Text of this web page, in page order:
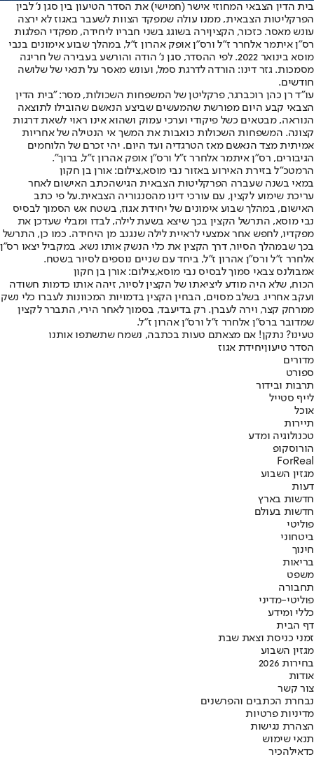
בית הדין הצבאי המחוזי אישר (חמישי) את הסדר הטיעון בין סגן נ' לבין
הפרקליטות הצבאית, ממנו עולה שמפקד הצוות לשעבר באגוז לא ירצה
עונש מאסר. כזכור, הקציןירה בשוגג בשני חבריו ליחידה, מפקדי הפלגות
רס״ן איתמר אלחרר ז״ל ורס״ן אופק אהרון ז״ל, במהלך שבוע אימונים בנבי
מוסא בינואר 2022. לפי ההסדר, סגן נ' הודה והורשע בעבירה של חריגה
מסמכות. גזר דינו: הורדה לדרגת סמל, ועונש מאסר על תנאי של שלושה
חודשים.
עו״ד רן כהן רוכברגר, פרקליטן של המשפחות השכולות, מסר: "בית הדין
הצבאי קבע היום מפורשת שהמעשים שביצע הנאשם שהובילו לתוצאה
הנוראה, מבטאים כשל פיקודי וערכי עמוק ושהוא אינו ראוי לשאת דרגות
קצונה. המשפחות השכולות כואבות את המשך אי הנטילה של אחריות
אמיתית מצד הנאשם מאז הטרגדיה ועד היום. יהי זכרם של הלוחמים
הגיבורים, רס״ן איתמר אלחרר ז״ל ורס״ן אופק אהרון ז״ל, ברוך".
הרמטכ"ל בזירת האירוע באזור נבי מוסא,צילום: אורן בן חקון
במאי בשנה שעברה הפרקליטות הצבאית הגישהכתב האישום לאחר
עריכת שימוע לקצין, עם עורכי דינו מהסנגוריה הצבאית.על פי כתב
האישום, במהלך שבוע אימונים של יחידת אגוז, בשטח אש הסמוך לבסיס
נבי מוסא, התרשל הקצין בכך שיצא בשעת לילה, לבדו ומבלי שעדכן את
מפקדיו, לחפש אחר אמצעי לראיית לילה שנגנב מן היחידה. כמו כן, התרשל
בכך שבמהלך הסיור, דרך הקצין את כלי הנשק אותו נשא. במקביל יצאו רס"ן
אלחרר ז"ל ורס"ן אהרון ז"ל, ביחד עם שניים נוספים לסיור בשטח.
אמבולנס צבאי סמוך לבסיס נבי מוסא,צילום: אורן בן חקון
הכוח, שלא היה מודע ליציאתו של הקצין לסיור, זיהה אותו כדמות חשודה
ועקב אחריו. בשלב מסוים, הבחין הקצין בדמויות המכוונות לעברו כלי נשק
ממרחק קצר, וירה לעברן. רק בדיעבד, בסמוך לאחר הירי, התברר לקצין
שמדובר ברס"ן אלחרר ז"ל ורס"ן אהרון ז"ל.
טעינו? נתקן! אם מצאתם טעות בכתבה, נשמח שתשתפו אותנו
הסדר טיעוןיחידת אגוז
מדורים
ספורט
תרבות ובידור
לייף סטייל
אוכל
תיירות
טכנולוגיה ומדע
הורוסקופ
ForReal
מגזין השבוע
דעות
חדשות בארץ
חדשות בעולם
פוליטי
ביטחוני
חינוך
בריאות
משפט
תחבורה
פוליטי-מדיני
כללי ומידע
דף הבית
זמני כניסת וצאת שבת
מגזין השבוע
בחירות 2026
אודות
צור קשר
נבחרת הכתבים והפרשנים
מדיניות פרטיות
הצהרת נגישות
תנאי שימוש
כדאילהכיר